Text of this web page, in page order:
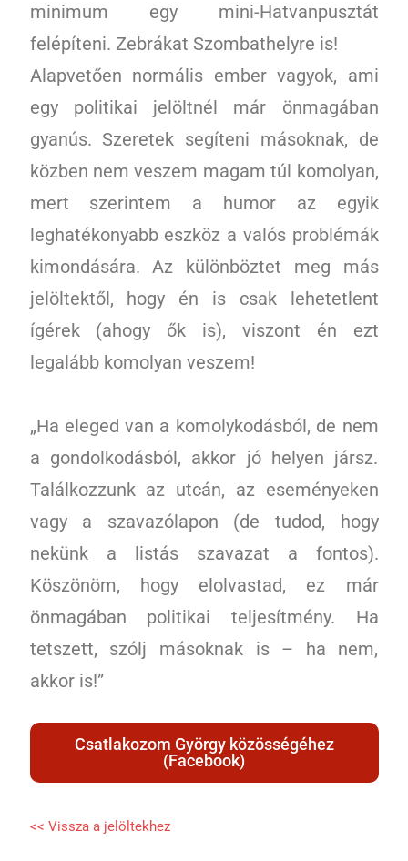
minimum egy mini-Hatvanpusztát
felépíteni. Zebrákat Szombathelyre is!
Alapvetően normális ember vagyok, ami
egy politikai jelöltnél már önmagában
gyanús. Szeretek segíteni másoknak, de
közben nem veszem magam túl komolyan,
mert szerintem a humor az egyik
leghatékonyabb eszköz a valós problémák
kimondására. Az különböztet meg más
jelöltektől, hogy én is csak lehetetlent
ígérek (ahogy ők is), viszont én ezt
legalább komolyan veszem!
„Ha eleged van a komolykodásból, de nem
a gondolkodásból, akkor jó helyen jársz.
Találkozzunk az utcán, az eseményeken
vagy a szavazólapon (de tudod, hogy
nekünk a listás szavazat a fontos).
Köszönöm, hogy elolvastad, ez már
önmagában politikai teljesítmény. Ha
tetszett, szólj másoknak is – ha nem,
akkor is!”
Csatlakozom György közösségéhez
(Facebook)
<< Vissza a jelöltekhez